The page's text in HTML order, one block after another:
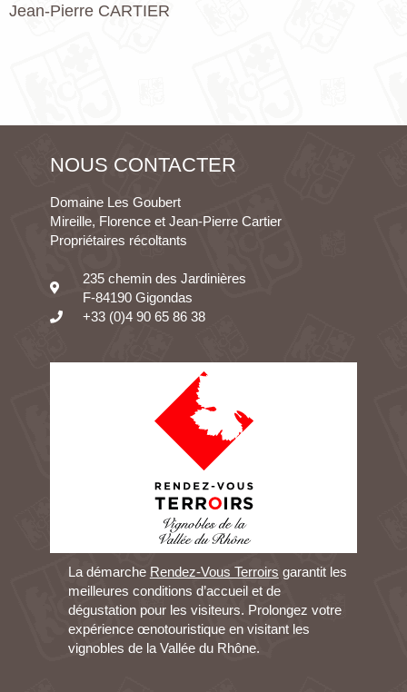
Jean-Pierre CARTIER
NOUS CONTACTER
Domaine Les Goubert
Mireille, Florence et Jean-Pierre Cartier
Propriétaires récoltants
235 chemin des Jardinières
F-84190 Gigondas
+33 (0)4 90 65 86 38
La démarche Rendez-Vous Terroirs garantit les
meilleures conditions d’accueil et de
dégustation pour les visiteurs. Prolongez votre
expérience œnotouristique en visitant les
vignobles de la Vallée du Rhône.